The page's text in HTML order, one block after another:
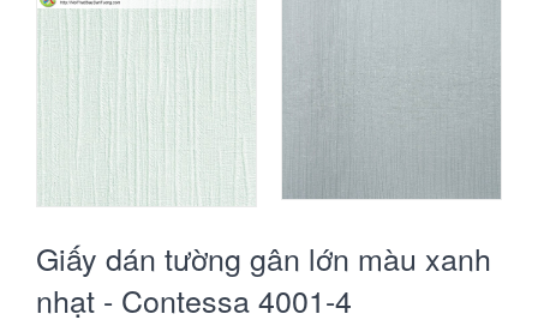
Giấy dán tường gân lớn màu xanh
nhạt - Contessa 4001-4